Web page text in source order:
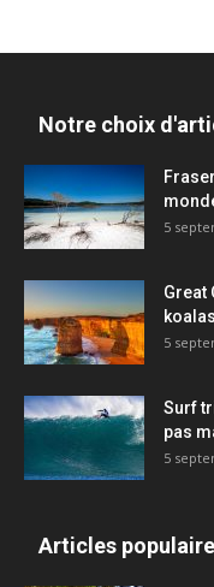
Notre choix
5
Great
5
Surf
pas
5
Articles